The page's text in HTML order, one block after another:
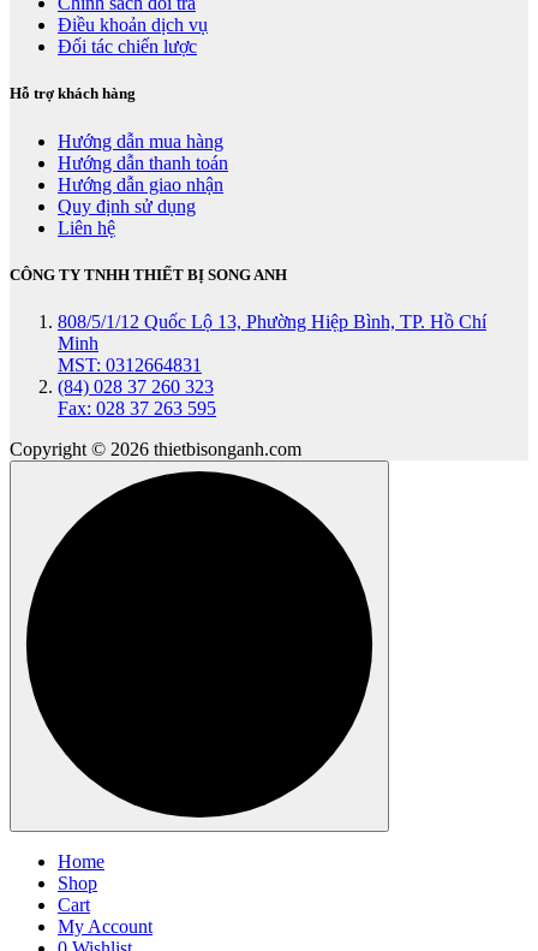
Điều khoản dịch vụ
Đối tác chiến lược
Hỗ trợ khách hàng
Hướng dẫn mua hàng
Hướng dẫn thanh toán
Hướng dẫn giao nhận
Quy định sử dụng
Liên hệ
CÔNG TY TNHH THIẾT BỊ SONG ANH
808/5/1/12 Quốc Lộ 13, Phường Hiệp Bình, TP. Hồ Chí
Minh
MST: 0312664831
(84) 028 37 260 323
Fax: 028 37 263 595
Copyright © 2026 thietbisonganh.com
Home
Shop
Cart
My Account